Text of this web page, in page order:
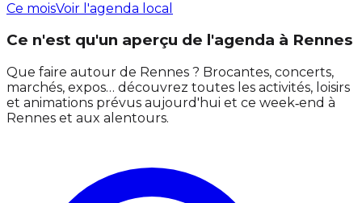
Ce moisVoir l'agenda local
Ce n'est qu'un aperçu de l'agenda à Rennes
Que faire autour de Rennes ? Brocantes, concerts,
marchés, expos… découvrez toutes les activités, loisirs
et animations prévus aujourd'hui et ce week‑end à
Rennes et aux alentours.